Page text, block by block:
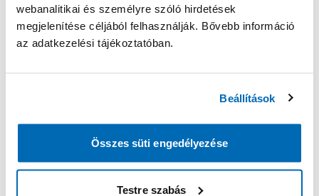
webanalitikai és személyre szóló hirdetések
megjelenítése céljából felhasználják. Bővebb információ
az adatkezelési tájékoztatóban.
Beállítások
Összes süti engedélyezése
Testre szabás